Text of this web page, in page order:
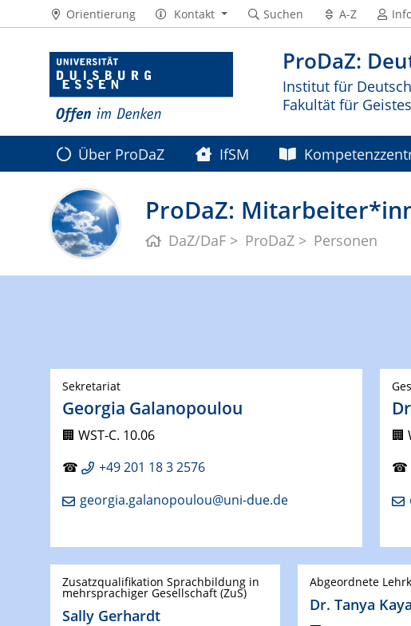
ProDaZ:
Institut für
Fakultät für
Orientierung Kontakt Suchen A-Z
Über ProDaZ IfSM
ProDaZ:
DaZ/DaF ProDaZ Personen
Sekretariat
Georgia Galanopoulou
🏢 WST-C. 10.06
☎
+49 201 18 3 2576
georgia.galanopoulou@uni-due.de
🏢
☎
Zusatzqualifikation Sprachbildung in
mehrsprachiger Gesellschaft (ZuS)
Sally Gerhardt
Abgeordnete
Dr. Tanya Kaya